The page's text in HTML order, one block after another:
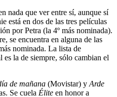
nada que ver entre sí, aunque sí
está en dos de las tres películas
por Petra (la 4º más nominada).
se encuentra en alguna de las
nominada. La lista de
la de siempre, sólo cambian el
de mañana (Movistar) y Arde
Se cuela Élite en honor a